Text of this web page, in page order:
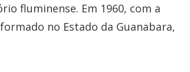
fluminense. Em 1960, com a
no Estado da Guanabara,